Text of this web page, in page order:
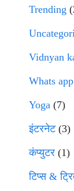
Trending
Vidnyan
Whats app
Yoga (7)
इंटरनेट(3)
कंप्युटर (1)
टिप्स &